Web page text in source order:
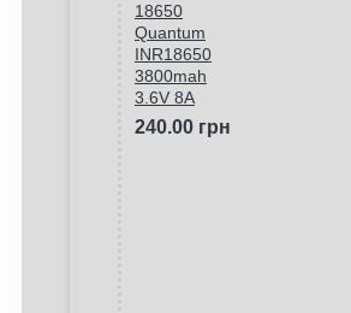
18650
Quantum
INR18650
3800mah
3.6V 8A
240.00 грн